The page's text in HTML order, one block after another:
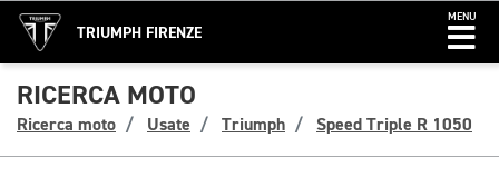
TRIUMPH FIRENZE
MENU
RICERCA MOTO
Ricerca moto Usate Triumph Speed Triple R 1050